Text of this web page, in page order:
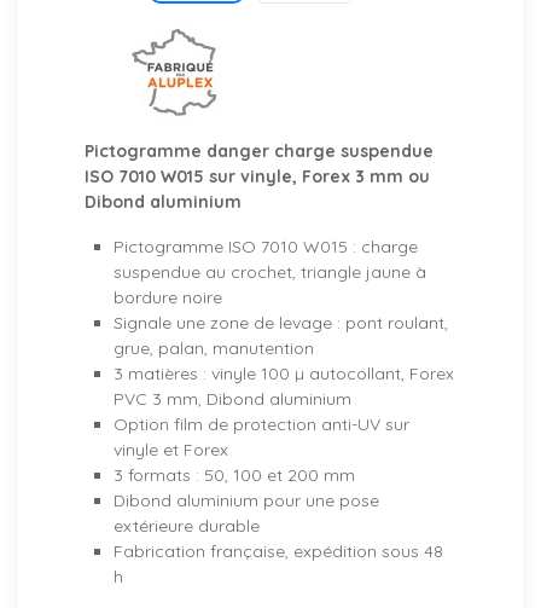
Pictogramme danger charge suspendue
ISO 7010 W015 sur vinyle, Forex 3 mm ou
Dibond aluminium
Pictogramme ISO 7010 W015 : charge
suspendue au crochet, triangle jaune à
bordure noire
Signale une zone de levage : pont roulant,
grue, palan, manutention
3 matières : vinyle 100 µ autocollant, Forex
PVC 3 mm, Dibond aluminium
Option film de protection anti-UV sur
vinyle et Forex
3 formats : 50, 100 et 200 mm
Dibond aluminium pour une pose
extérieure durable
Fabrication française, expédition sous 48
h